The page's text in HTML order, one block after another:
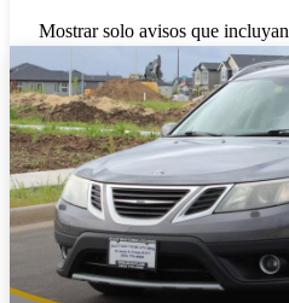
Mostrar solo avisos que